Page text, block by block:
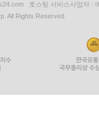
호스팅 서비스사업자 :
All Rights Reserved.